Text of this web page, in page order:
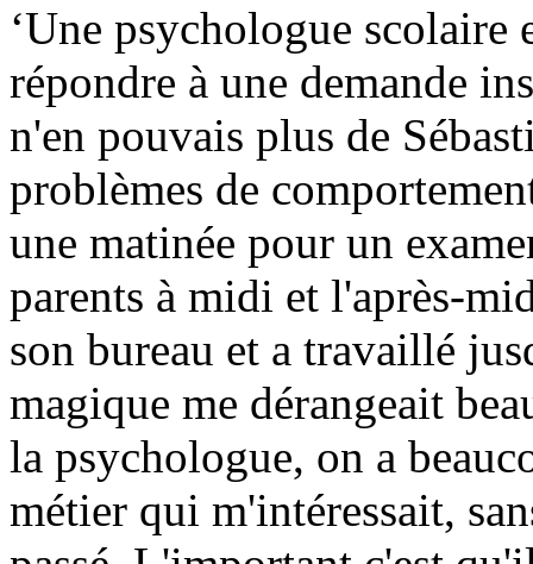
‘Une psychologue
répondre à une demande
n'en pouvais plus de
problèmes de
une matinée pour un
parents à midi et l'après-
son bureau et a travaillé
magique me dérangeait
la psychologue, on a
métier qui m'intéressait,